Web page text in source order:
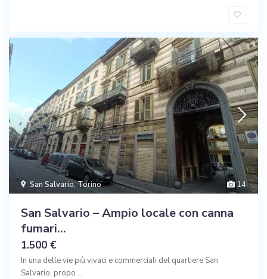
14
San Salvario,Torino
San Salvario – Ampio locale con canna
fumari...
1.500 €
In una delle vie più vivaci e commerciali del quartiere San
Salvario, propo ...